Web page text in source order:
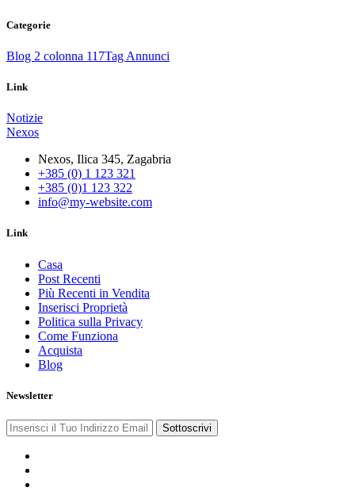
Categorie
Blog 2 colonna 117Tag Annunci
Link
Notizie
Nexos
Nexos, Ilica 345, Zagabria
+385 (0) 1 123 321
+385 (0)1 123 322
info@my-website.com
Link
Casa
Post Recenti
Più Recenti in Vendita
Inserisci Proprietà
Politica sulla Privacy
Come Funziona
Acquista
Blog
Newsletter
Sottoscrivi